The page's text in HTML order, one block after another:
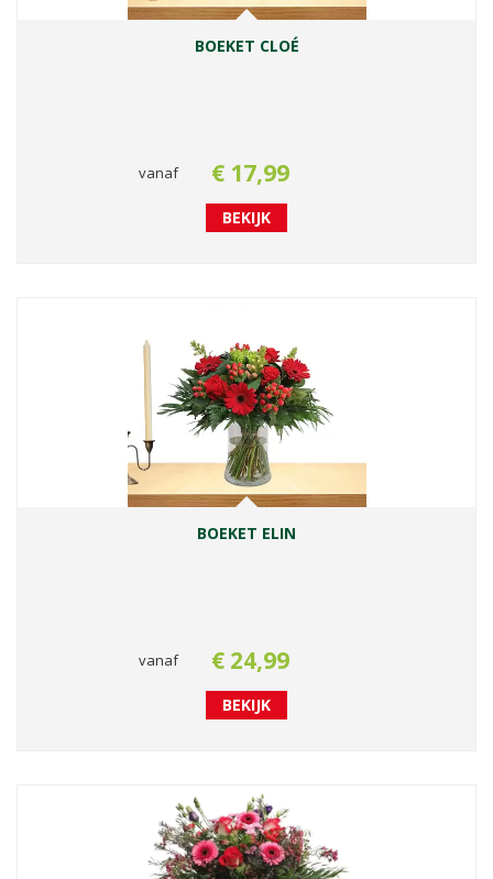
BOEKET CLOÉ
vanaf € 17,99
BEKIJK
BOEKET ELIN
vanaf € 24,99
BEKIJK